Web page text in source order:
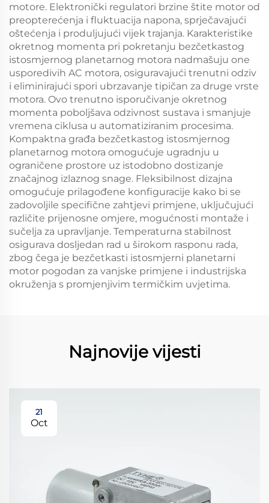
motore. Elektronički regulatori brzine štite motor od
preopterećenja i fluktuacija napona, sprječavajući
oštećenja i produljujući vijek trajanja. Karakteristike
okretnog momenta pri pokretanju bezčetkastog
istosmjernog planetarnog motora nadmašuju one
usporedivih AC motora, osiguravajući trenutni odziv
i eliminirajući spori ubrzavanje tipičan za druge vrste
motora. Ovo trenutno isporučivanje okretnog
momenta poboljšava odzivnost sustava i smanjuje
vremena ciklusa u automatiziranim procesima.
Kompaktna građa bezčetkastog istosmjernog
planetarnog motora omogućuje ugradnju u
ograničene prostore uz istodobno dostizanje
značajnog izlaznog snage. Fleksibilnost dizajna
omogućuje prilagođene konfiguracije kako bi se
zadovoljile specifične zahtjevi primjene, uključujući
različite prijenosne omjere, mogućnosti montaže i
sučelja za upravljanje. Temperaturna stabilnost
osigurava dosljedan rad u širokom rasponu rada,
zbog čega je bezčetkasti istosmjerni planetarni
motor pogodan za vanjske primjene i industrijska
okruženja s promjenjivim termičkim uvjetima.
Najnovije vijesti
21
Oct